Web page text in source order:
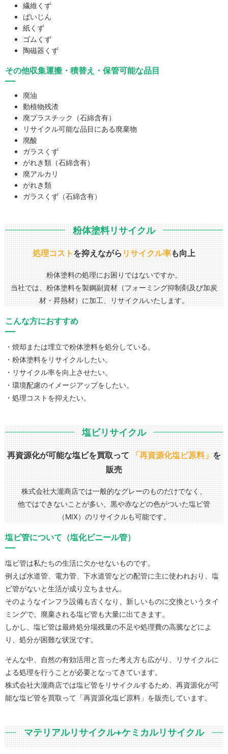
繊維くず
ばいじん
紙くず
ゴムくず
陶磁器くず
その他収集運搬・積替え・保管可能な品目
廃油
動植物残渣
廃プラスチック（石綿含有）
リサイクル可能な品目にある廃棄物
廃酸
ガラスくず
がれき類（石綿含有）
廃アルカリ
がれき類
ガラスくず（石綿含有）
粉体塗料リサイクル
処理コスト を抑えながら リサイクル率も向上
粉体塗料の処理にお困りではないですか。
当社では、粉体塗料を製鋼副資材（フォーミング抑制剤及び加炭
材・昇熱材）に加工、リサイクルいたします。
こんな方におすすめ
・焼却または埋立で粉体塗料を処分している。
・粉体塗料をリサイクルしたい。
・リサイクル率を向上させたい。
・環境配慮のイメージアップをしたい。
・処理コストを抑えたい。
塩ビリサイクル
再資源化が可能な塩ビを買取って 「再資源化塩ビ原料」 を
販売
株式会社大瀧商店では一般的なグレーのものだけでなく、
他ではできないことが多い、黒や赤などの色がついた塩ビ管
（MIX）のリサイクルも可能です。
塩ビ管について（塩化ビニール管）
塩ビ管は私たちの生活に欠かせないものです。
例えば水道管、電力管、下水道管などの配管に主に使われおり、塩
ビ管がないと生活が成り立ちません。
そのようなインフラ設備も古くなり、新しいものに交換というタイ
ミングで、廃棄される塩ビ管も大量に出てきます。
しかし、塩ビ管は最終処分場残量の不足や処理費の高騰などによ
り、処分が困難な状況です。
そんな中、自然の有効活用と言った考え方も広がり、リサイクルに
よる処理を行うことが必要となってきています。
株式会社大瀧商店では塩ビ管をリサイクルするため、再資源化が可
能な塩ビ管を買取って「再資源化塩ビ原料」を販売しています。
マテリアルリサイクル+ケミカルリサイクル